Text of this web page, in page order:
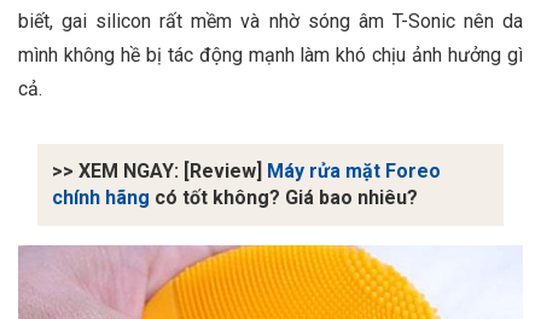
biết, gai silicon rất mềm và nhờ sóng âm T-Sonic nên da
mình không hề bị tác động mạnh làm khó chịu ảnh hưởng gì
cả.
>> XEM NGAY: [Review] Máy rửa mặt Foreo
chính hãng có tốt không? Giá bao nhiêu?